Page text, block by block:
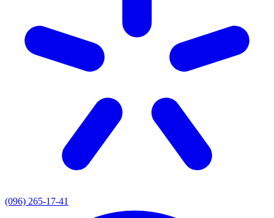
(096) 265-17-41